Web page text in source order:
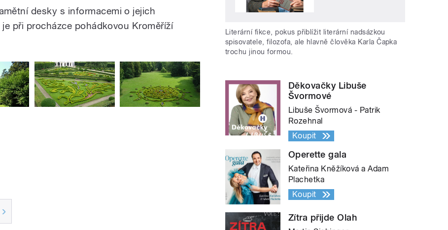
desky s informacemi o jejich
při procházce pohádkovou Kroměříží
Literární fikce, pokus přiblížit literární nadsázkou
spisovatele, filozofa, ale hlavně člověka Karla Čapka
trochu jinou formou.
Děkovačky Libuše
Švormové
Libuše Švormová - Patrik
Rozehnal
Koupit
Operette gala
Kateřina Kněžíková a Adam
Plachetka
Koupit
Zítra přijde Olah